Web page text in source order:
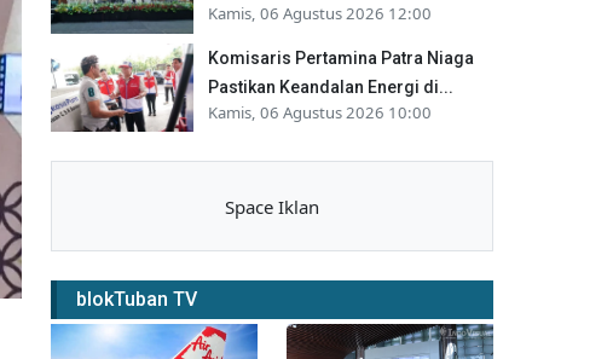
Kamis, 06 Agustus 2026 12:00
Komisaris Pertamina Patra Niaga
Pastikan Keandalan Energi di...
Kamis, 06 Agustus 2026 10:00
Space Iklan
blokTuban TV